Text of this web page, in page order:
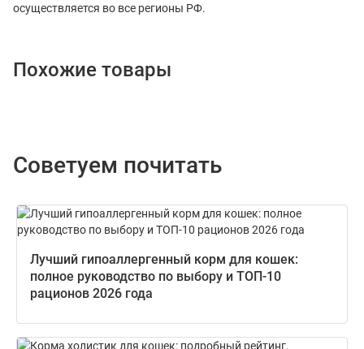
осуществляется во все регионы РФ.
Похожие товары
Советуем почитать
Лучший гипоаллергенный корм для кошек:
полное руководство по выбору и ТОП-10
рационов 2026 года